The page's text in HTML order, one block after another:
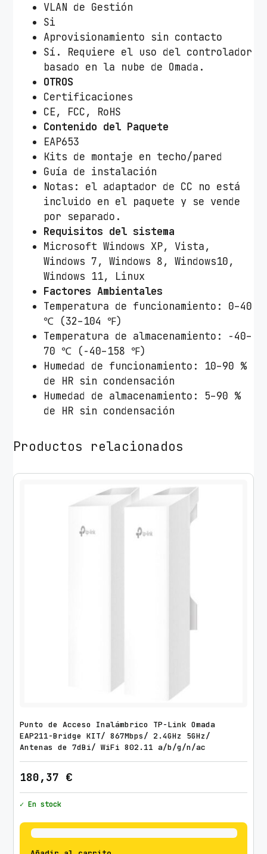
VLAN de Gestión
Si
Aprovisionamiento sin contacto
Sí. Requiere el uso del controlador
basado en la nube de Omada.
OTROS
Certificaciones
CE, FCC, RoHS
Contenido del Paquete
EAP653
Kits de montaje en techo/pared
Guía de instalación
Notas: el adaptador de CC no está
incluido en el paquete y se vende
por separado.
Requisitos del sistema
Microsoft Windows XP, Vista,
Windows 7, Windows 8, Windows10,
Windows 11, Linux
Factores Ambientales
Temperatura de funcionamiento: 0–40
℃ (32–104 ℉)
Temperatura de almacenamiento: -40–
70 ℃ (-40–158 ℉)
Humedad de funcionamiento: 10–90 %
de HR sin condensación
Humedad de almacenamiento: 5–90 %
de HR sin condensación
Productos relacionados
Punto de Acceso Inalámbrico TP-Link Omada
EAP211-Bridge KIT/ 867Mbps/ 2.4GHz 5GHz/
Antenas de 7dBi/ WiFi 802.11 a/b/g/n/ac
180,37 €
✓ En stock